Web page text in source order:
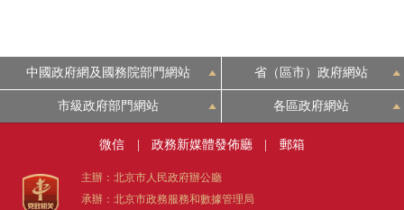
中國政府網及國務院部門網站 省（區市）政府網站
市級政府部門網站 各區政府網站
微信 政務新媒體發佈廳 郵箱
主辦：北京市人民政府辦公廳
承辦：北京市政務服務和數據管理局